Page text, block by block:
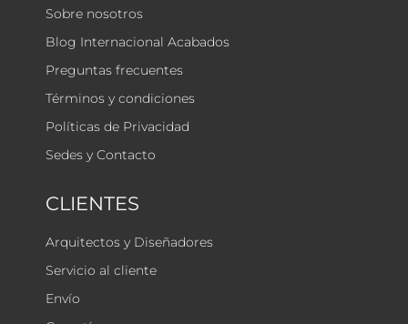
Sobre nosotros
Blog Internacional Acabados
Preguntas frecuentes
Términos y condiciones
Políticas de Privacidad
Sedes y Contacto
CLIENTES
Arquitectos y Diseñadores
Servicio al cliente
Envío